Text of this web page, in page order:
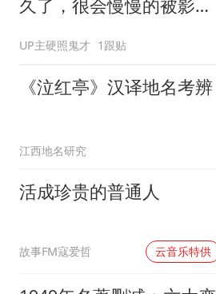
久了，很会慢慢的被影
UP主硬照鬼才 1跟贴
《泣红亭》汉译地名考辨
江西地名研究
活成珍贵的普通人
故事FM寇爱哲 云音乐特供